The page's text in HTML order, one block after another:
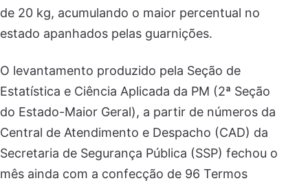
de 20 kg, acumulando o maior percentual no
estado apanhados pelas guarnições.
O levantamento produzido pela Seção de
Estatística e Ciência Aplicada da PM (2ª Seção
do Estado-Maior Geral), a partir de números da
Central de Atendimento e Despacho (CAD) da
Secretaria de Segurança Pública (SSP) fechou o
mês ainda com a confecção de 96 Termos